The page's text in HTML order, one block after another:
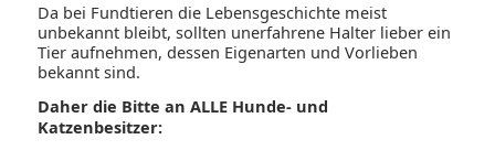
Da bei Fundtieren die Lebensgeschichte meist
unbekannt bleibt, sollten unerfahrene Halter lieber ein
Tier aufnehmen, dessen Eigenarten und Vorlieben
bekannt sind.
Daher die Bitte an ALLE Hunde- und
Katzenbesitzer: